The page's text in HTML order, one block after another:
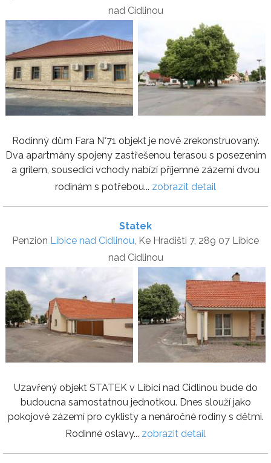
nad Cidlinou
Rodinný dům Fara N°71 objekt je nově zrekonstruovaný.
Dva apartmány spojeny zastřešenou terasou s posezením
a grilem, sousedící vchody nabízí příjemné zázemí dvou
rodinám s potřebou... zobrazit detail
Statek
Penzion Libice nad Cidlinou, Ke Hradišti 7, 289 07 Libice
nad Cidlinou
Uzavřený objekt STATEK v Libici nad Cidlinou bude do
budoucna samostatnou jednotkou. Dnes slouží jako
pokojové zázemí pro cyklisty a nenáročné rodiny s dětmi.
Rodinné oslavy... zobrazit detail